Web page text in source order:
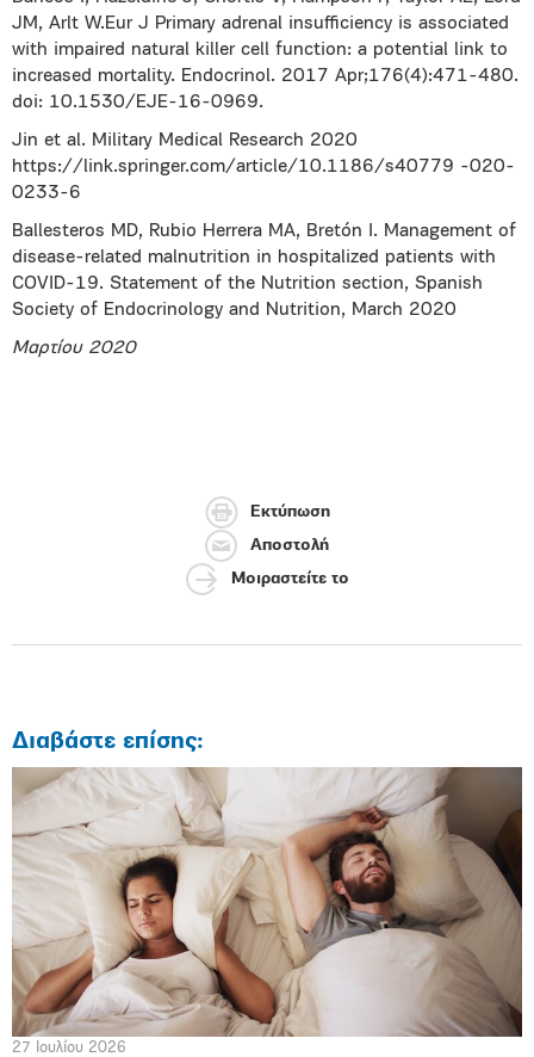
JM, Arlt W.Eur J Primary adrenal insufficiency is associated
with impaired natural killer cell function: a potential link to
increased mortality. Endocrinol. 2017 Apr;176(4):471-480.
doi: 10.1530/EJE-16-0969.
Jin et al. Military Medical Research 2020
https://link.springer.com/article/10.1186/s40779 -020-
0233-6
Ballesteros MD, Rubio Herrera MA, Bretón I. Management of
disease-related malnutrition in hospitalized patients with
COVID-19. Statement of the Nutrition section, Spanish
Society of Endocrinology and Nutrition, March 2020
Μαρτίου 2020
Εκτύπωση
Αποστολή
Μοιραστείτε το
Διαβάστε επίσης:
27 Ιουλίου 2026